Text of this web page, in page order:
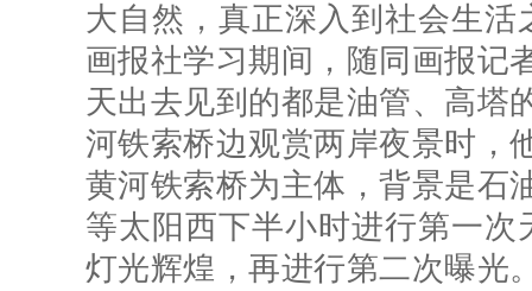
大自然，真正深入到社会生活
画报社学习期间，随同画报记
天出去见到的都是油管、高塔
河铁索桥边观赏两岸夜景时，
黄河铁索桥为主体，背景是石
等太阳西下半小时进行第一
灯光辉煌，再进行第二次曝光